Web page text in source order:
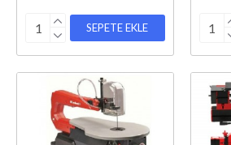
SEPETE EKLE